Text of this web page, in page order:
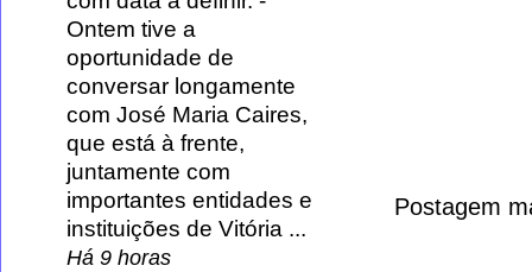
Postagem
Ontem tive a
oportunidade de
conversar longamente
com José Maria Caires,
que está à frente,
juntamente com
importantes entidades e
instituições de Vitória ...
Há 9 horas